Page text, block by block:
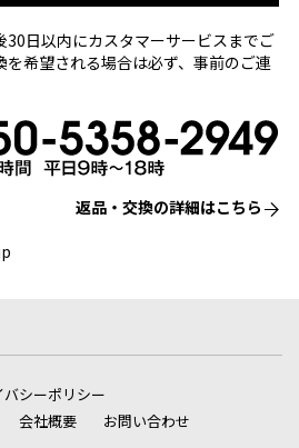
日以内にカスタマーサービスまでご
希望される場合は必ず、事前のご連
返品・交換の詳細はこちら
バシーポリシー
会社概要
お問い合わせ